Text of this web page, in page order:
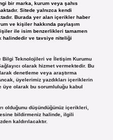
bir marka, kurum veya şahıs
Sitede yalnızca kendi
Burada yer alan içerikler haber
ve kişiler hakkında paylaşım
ile isim benzerlikleri tamamen
halindedir ve tavsiye niteliği
Bilgi Teknolojileri ve İletişim Kurumu
olarak hizmet vermektedir. Bu
denetleme veya araştırma
üyelerimiz yazdıkları içeriklerin
üye olarak bu sorumluluğu kabul
olduğunu düşündüğünüz içerikleri,
bildirmeniz halinde, ilgili
kaldırılacaktır.